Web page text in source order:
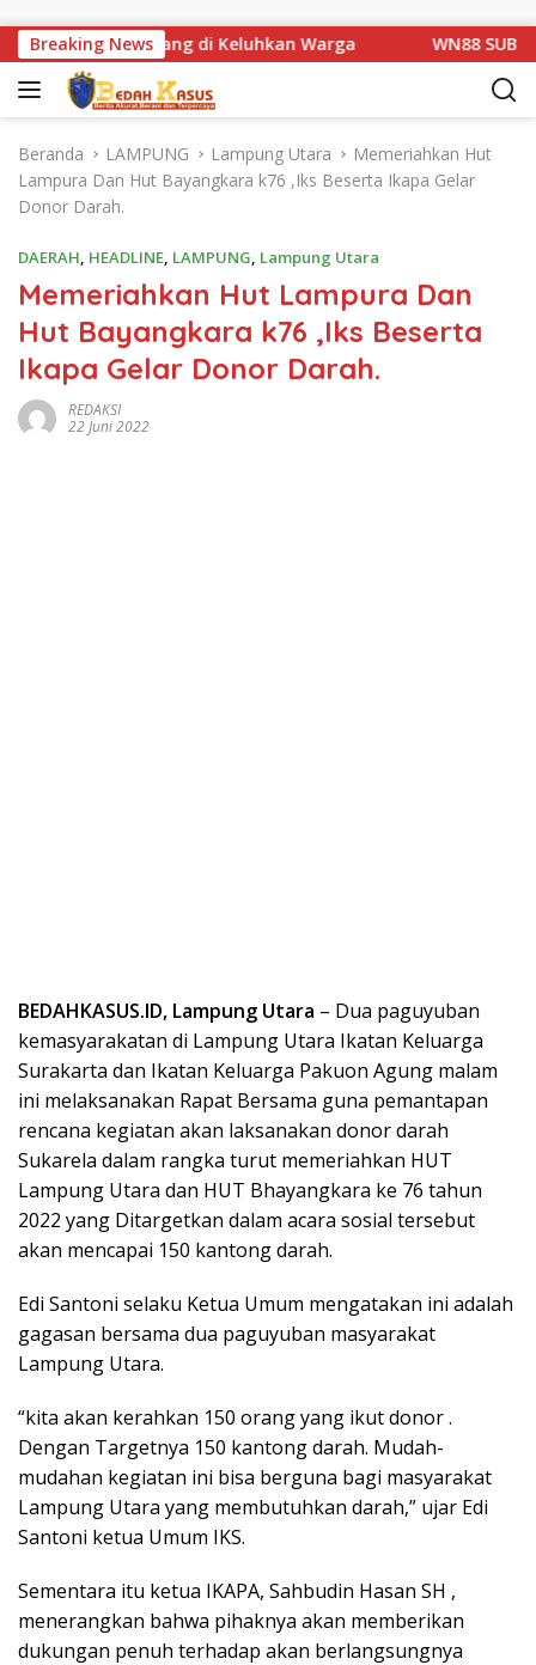
Breaking News
Km 1 Basarang di Keluhkan Warga WN88 SUB UNIT
Beranda LAMPUNG Lampung Utara
Memeriahkan Hut
Lampura Dan Hut Bayangkara k76 ,Iks Beserta Ikapa Gelar
Donor Darah.
DAERAH, HEADLINE, LAMPUNG, Lampung Utara
Memeriahkan Hut Lampura Dan
Hut Bayangkara k76 ,Iks Beserta
Ikapa Gelar Donor Darah.
REDAKSI
22 Juni 2022
BEDAHKASUS.ID, Lampung Utara – Dua paguyuban
kemasyarakatan di Lampung Utara Ikatan Keluarga
Surakarta dan Ikatan Keluarga Pakuon Agung malam
ini melaksanakan Rapat Bersama guna pemantapan
rencana kegiatan akan laksanakan donor darah
Sukarela dalam rangka turut memeriahkan HUT
Lampung Utara dan HUT Bhayangkara ke 76 tahun
2022 yang Ditargetkan dalam acara sosial tersebut
akan mencapai 150 kantong darah.
Edi Santoni selaku Ketua Umum mengatakan ini adalah
gagasan bersama dua paguyuban masyarakat
Lampung Utara.
“kita akan kerahkan 150 orang yang ikut donor .
Dengan Targetnya 150 kantong darah. Mudah-
mudahan kegiatan ini bisa berguna bagi masyarakat
Lampung Utara yang membutuhkan darah,” ujar Edi
Santoni ketua Umum IKS.
Sementara itu ketua IKAPA, Sahbudin Hasan SH ,
menerangkan bahwa pihaknya akan memberikan
dukungan penuh terhadap akan berlangsungnya